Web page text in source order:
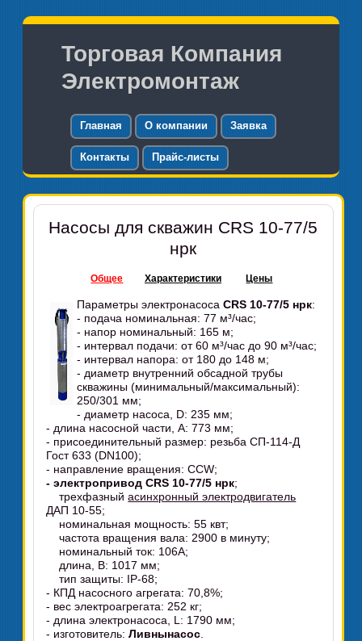
Торговая Компания
Электромонтаж
Главная О компании Заявка
Контакты Прайс-листы
Насосы для скважин CRS 10-77/5
нрк
Общее Характеристики Цены
Параметры электронасосаCRS 10-77/5 нрк:
- подача номинальная: 77 м³/час;
- напор номинальный: 165 м;
- интервал подачи: от 60 м³/час до 90 м³/час;
- интервал напора: от 180 до 148 м;
- диаметр внутренний обсадной трубы
скважины (минимальный/максимальный):
250/301 мм;
- диаметр насоса, D: 235 мм;
- длина насосной части, А: 773 мм;
- присоединительный размер: резьба СП-114-Д
Гост 633 (DN100);
- направление вращения: CCW;
- электропривод CRS 10-77/5 нрк;
трехфазныйасинхронный электродвигатель
ДАП 10-55;
номинальная мощность: 55 квт;
частота вращения вала: 2900 в минуту;
номинальный ток: 106А;
длина, B: 1017 мм;
тип защиты: IP-68;
- КПД насосного агрегата: 70,8%;
- вес электроагрегата: 252 кг;
- длина электронасоса, L: 1790 мм;
- изготовитель:Ливнынасос